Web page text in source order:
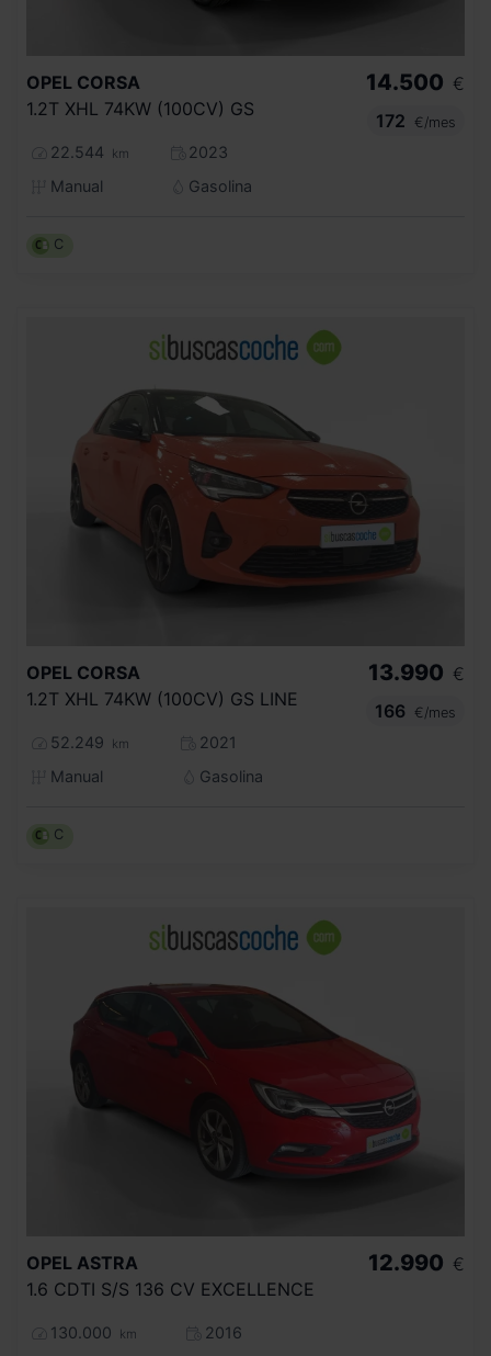
OPEL CORSA
1.2T XHL 74KW (100CV) GS
22.544 km
2023
Manual
Gasolina
14.500 €
172
€/mes
C
OPEL CORSA
1.2T XHL 74KW (100CV) GS LINE
52.249 km
2021
Manual
Gasolina
13.990 €
166
€/mes
C
OPEL ASTRA
1.6 CDTI S/S 136 CV EXCELLENCE
130.000 km
2016
12.990 €